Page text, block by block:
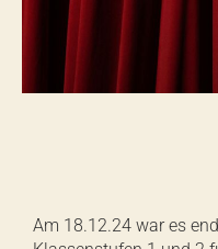
Am 18.12.24 war es